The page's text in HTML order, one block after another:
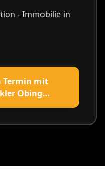
- Immobilie in
Termin mit
Obing